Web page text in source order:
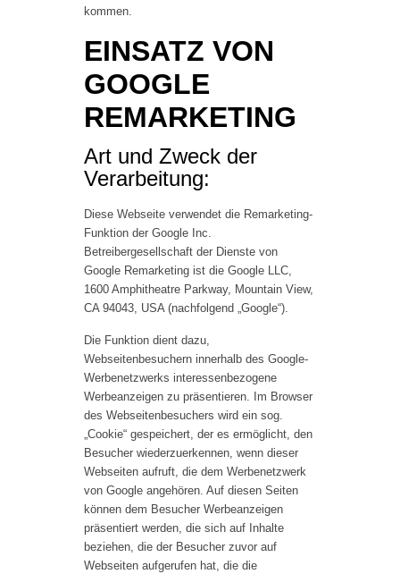
kommen.
EINSATZ VON
GOOGLE
REMARKETING
Art und Zweck der
Verarbeitung:
Diese Webseite verwendet die Remarketing-
Funktion der Google Inc.
Betreibergesellschaft der Dienste von
Google Remarketing ist die Google LLC,
1600 Amphitheatre Parkway, Mountain View,
CA 94043, USA (nachfolgend „Google“).
Die Funktion dient dazu,
Webseitenbesuchern innerhalb des Google-
Werbenetzwerks interessenbezogene
Werbeanzeigen zu präsentieren. Im Browser
des Webseitenbesuchers wird ein sog.
„Cookie“ gespeichert, der es ermöglicht, den
Besucher wiederzuerkennen, wenn dieser
Webseiten aufruft, die dem Werbenetzwerk
von Google angehören. Auf diesen Seiten
können dem Besucher Werbeanzeigen
präsentiert werden, die sich auf Inhalte
beziehen, die der Besucher zuvor auf
Webseiten aufgerufen hat, die die